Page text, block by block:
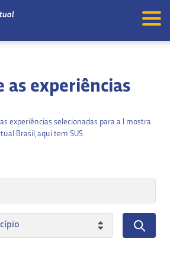
as experiências
experiências selecionadas para a I mostra
Brasil, aqui tem SUS